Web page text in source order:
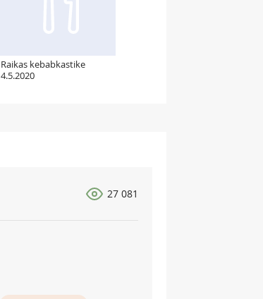
Raikas kebabkastike
4.5.2020
27 081